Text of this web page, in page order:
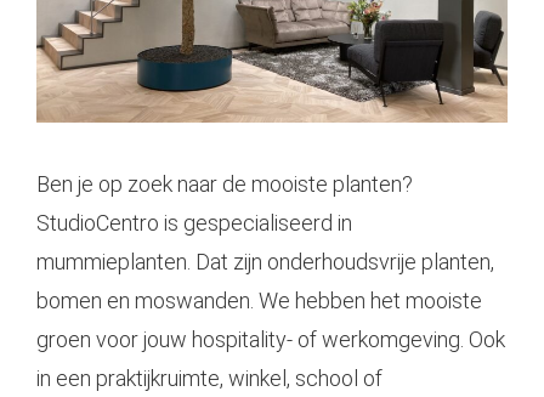
PORTFOLIO
CONTACT
Ben je op zoek naar de mooiste planten?
StudioCentro is gespecialiseerd in
mummieplanten. Dat zijn onderhoudsvrije planten,
bomen en moswanden. We hebben het mooiste
groen voor jouw hospitality- of werkomgeving. Ook
in een praktijkruimte, winkel, school of